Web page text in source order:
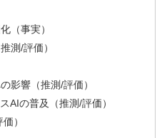
（事実）
測/評価）
影響（推測/評価）
AIの普及（推測/評価）
）